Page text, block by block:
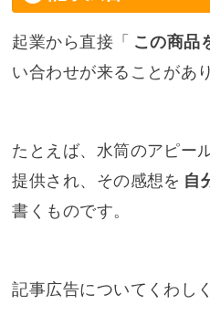
起業から直接「 この商品
い合わせが来ることがあ
たとえば、水筒のアピー
提供され、その感想を 自
書くものです。
記事広告についてくわし